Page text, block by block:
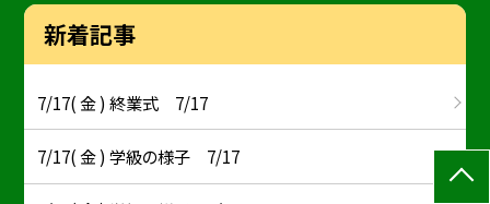
新着記事
7/17( 金 ) 終業式 7/17
7/17( 金 ) 学級の様子 7/17